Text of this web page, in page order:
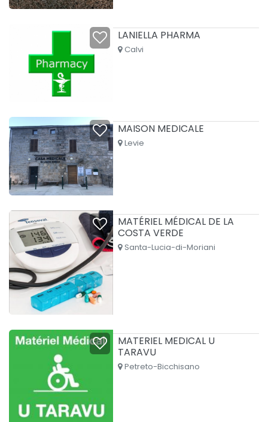
LANIELLA PHARMA
Calvi
MAISON MEDICALE
Levie
MATÉRIEL MÉDICAL DE LA
COSTA VERDE
Santa-Lucia-di-Moriani
MATERIEL MEDICAL U
TARAVU
Petreto-Bicchisano